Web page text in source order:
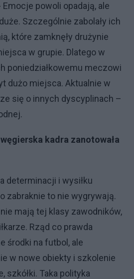
powoli opadają, ale
Szczególnie zabolały ich
które zamknęły drużynie
w grupie. Dlatego w
poniedziałkowemu meczowi
dużo miejsca. Aktualnie w
się o innych dyscyplinach –
kadra zanotowała
determinacji i wysiłku
zabraknie to nie wygrywają.
mają tej klasy zawodników,
Rząd co prawda
środki na futbol, ale
w nowe obiekty i szkolenie
szkółki. Taka polityka